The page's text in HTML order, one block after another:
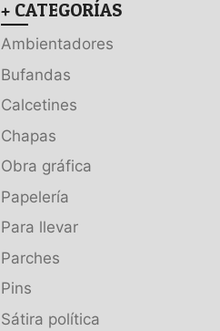
+ CATEGORÍAS
Ambientadores
Bufandas
Calcetines
Chapas
Obra gráfica
Papelería
Para llevar
Parches
Pins
Sátira política